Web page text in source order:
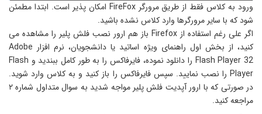
ورود به کلاس فقط از طریق مرورگر FireFox امکان پذیر است. ابتدا مطمئن
که با سایر مرورگرها وارد کلاس نشده باشید.
اگر علی رغم استفاده از Firefox باز هم ارور نصب فلش پلیر را مشاهده می
کنید، از بخش اول راهنمای ویژه اساتید یا دانشجویان، نرم افزار Adobe
Flash Player 32 را دانلود نموده، فایرفاکس را به طور کامل ببندید و Flash
Player را نصب نمایید. سپس فایرفاکس را باز کنید و به کلاس وارد شوید.
در صورتی که با ارور آپدیت فلش پلیر مواجه شدید به سوال متداول شماره ۲
کنید.